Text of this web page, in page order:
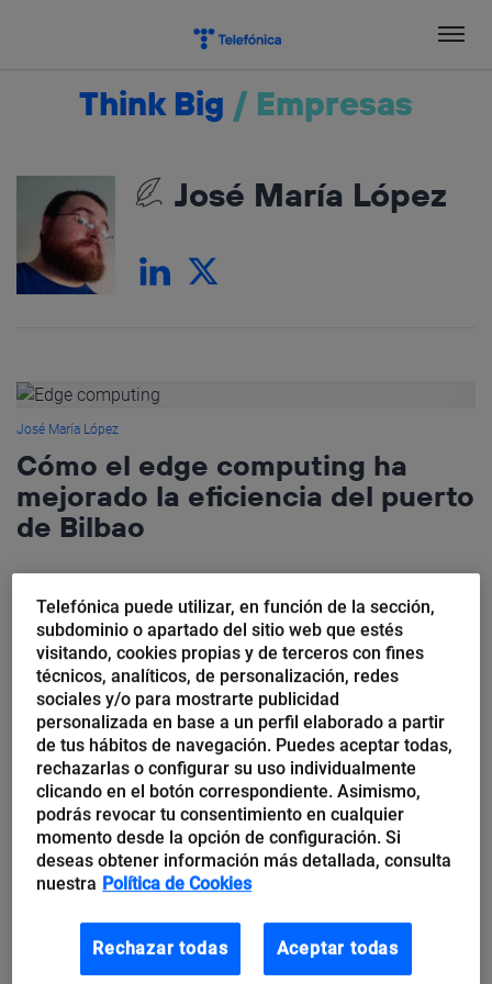
Think Big / Empresas
José María López
José María López
Cómo el edge computing ha
mejorado la eficiencia del puerto
de Bilbao
cosas. Primero, por la grandiosidad de sus instalaciones: grúas,
barcos, contenedores… Segundo, por el constante movimiento
de mercancías de...
Telefónica puede utilizar, en función de la sección,
subdominio o apartado del sitio web que estés
visitando, cookies propias y de terceros con fines
técnicos, analíticos, de personalización, redes
sociales y/o para mostrarte publicidad
personalizada en base a un perfil elaborado a partir
de tus hábitos de navegación. Puedes aceptar todas,
rechazarlas o configurar su uso individualmente
clicando en el botón correspondiente. Asimismo,
podrás revocar tu consentimiento en cualquier
momento desde la opción de configuración. Si
deseas obtener información más detallada, consulta
nuestra Política de Cookies
Rechazar todas Aceptar todas